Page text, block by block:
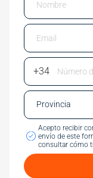
Email
Phone Number
Acepto recibir
envío de este
consultar cómo